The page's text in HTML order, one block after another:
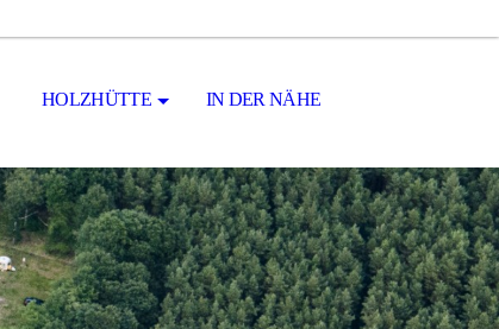
HOLZHÜTTE IN DER NÄHE